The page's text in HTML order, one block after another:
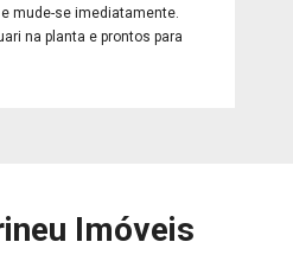
mude-se imediatamente.
na planta e prontos para
Imóveis